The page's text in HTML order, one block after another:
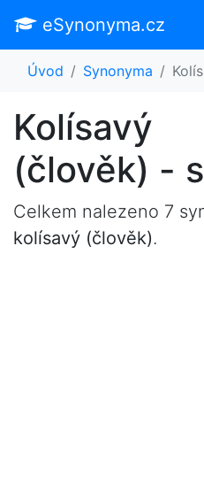
eSynonyma.cz
Úvod Synonyma
Kolísavý
(člověk) -
Celkem nalezeno 7
kolísavý (člověk).